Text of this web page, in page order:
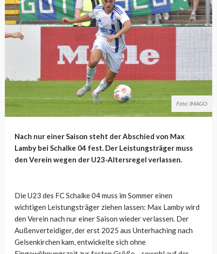
Foto: IMAGO
Nach nur einer Saison steht der Abschied von Max
Lamby bei Schalke 04 fest. Der Leistungsträger muss
den Verein wegen der U23-Altersregel verlassen.
Die U23 des FC Schalke 04 muss im Sommer einen
wichtigen Leistungsträger ziehen lassen: Max Lamby wird
den Verein nach nur einer Saison wieder verlassen. Der
Außenverteidiger, der erst 2025 aus Unterhaching nach
Gelsenkirchen kam, entwickelte sich ohne